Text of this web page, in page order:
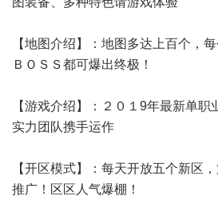
【地图介绍】：地图多达上百个，
ＢＯＳＳ都可爆出终极！
【游戏介绍】：２０１9年最新单职
实力团队携手运作
【开区模式】：每天开放五个新区
推广！区区人气爆棚！